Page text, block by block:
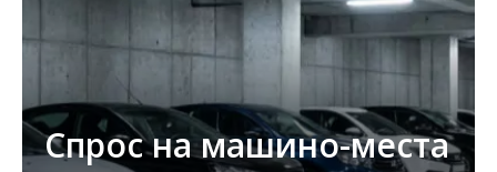
Спрос на машино-места